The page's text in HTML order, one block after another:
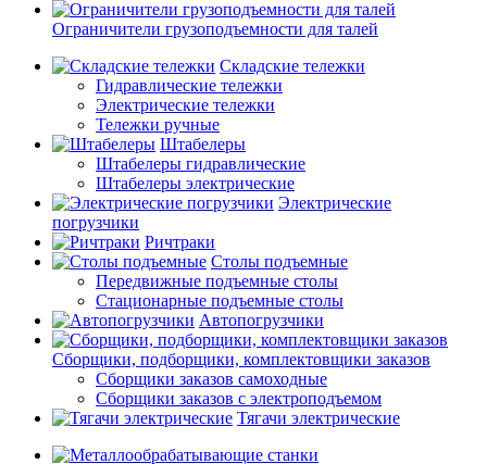
Ограничители грузоподъемности для талей
Складские тележки
Гидравлические тележки
Электрические тележки
Тележки ручные
Штабелеры
Штабелеры гидравлические
Штабелеры электрические
Электрические
погрузчики
Ричтраки
Столы подъемные
Передвижные подъемные столы
Стационарные подъемные столы
Автопогрузчики
Сборщики, подборщики, комплектовщики заказов
Сборщики заказов самоходные
Сборщики заказов с электроподъемом
Тягачи электрические